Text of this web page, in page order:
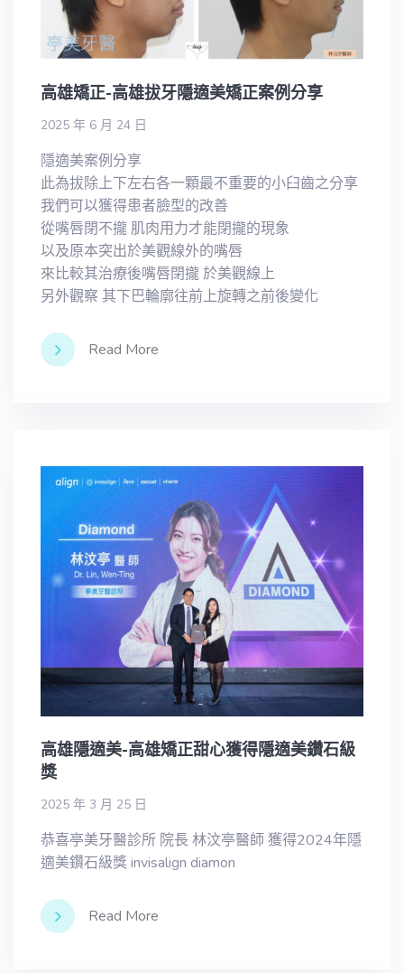
高雄矯正-高雄拔牙隱適美矯正案例分享
2025 年 6 月 24 日
隱適美案例分享
此為拔除上下左右各一顆最不重要的小臼齒之分享
我們可以獲得患者臉型的改善
從嘴唇閉不攏 肌肉用力才能閉攏的現象
以及原本突出於美觀線外的嘴唇
來比較其治療後嘴唇閉攏 於美觀線上
另外觀察 其下巴輪廓往前上旋轉之前後變化
Read More
高雄隱適美-高雄矯正甜心獲得隱適美鑽石級
獎
2025 年 3 月 25 日
恭喜亭美牙醫診所 院長 林汶亭醫師 獲得2024年隱
適美鑽石級獎 invisalign diamon
Read More